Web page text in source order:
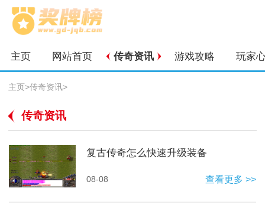
主页 网站首页 传奇资讯 游戏攻略 玩家
主页>传奇资讯>
传奇资讯
复古传奇怎么快速升级装备
08-08 查看更多 >>